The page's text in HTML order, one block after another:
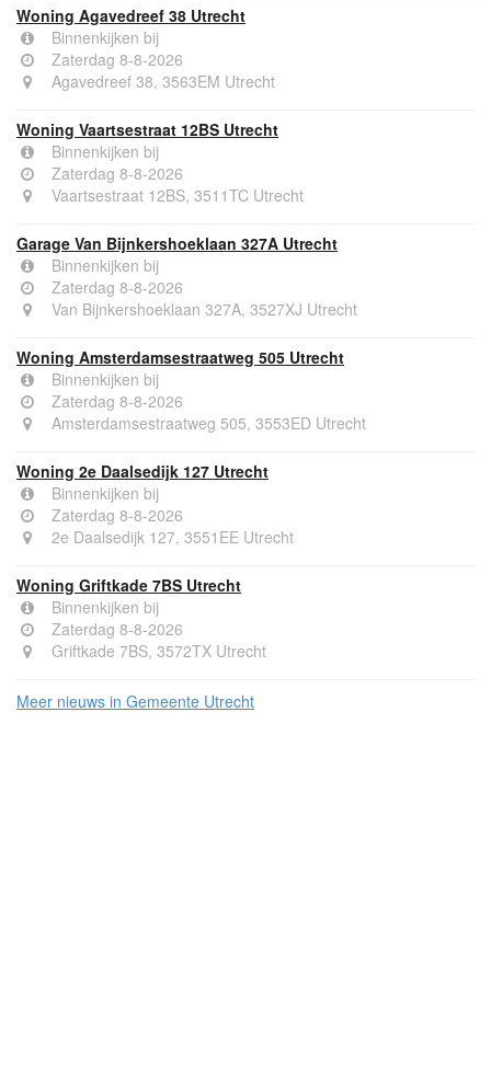
Woning Agavedreef 38 Utrecht
Binnenkijken bij
Zaterdag 8-8-2026
Agavedreef 38, 3563EM Utrecht
Woning Vaartsestraat 12BS Utrecht
Binnenkijken bij
Zaterdag 8-8-2026
Vaartsestraat 12BS, 3511TC Utrecht
Garage Van Bijnkershoeklaan 327A Utrecht
Binnenkijken bij
Zaterdag 8-8-2026
Van Bijnkershoeklaan 327A, 3527XJ Utrecht
Woning Amsterdamsestraatweg 505 Utrecht
Binnenkijken bij
Zaterdag 8-8-2026
Amsterdamsestraatweg 505, 3553ED Utrecht
Woning 2e Daalsedijk 127 Utrecht
Binnenkijken bij
Zaterdag 8-8-2026
2e Daalsedijk 127, 3551EE Utrecht
Woning Griftkade 7BS Utrecht
Binnenkijken bij
Zaterdag 8-8-2026
Griftkade 7BS, 3572TX Utrecht
Meer nieuws in Gemeente Utrecht